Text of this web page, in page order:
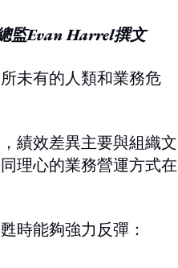
監Evan Harrel撰文
未有的人類和業務危
績效差異主要與組織文
理心的業務營運方式在
時能夠強力反彈：